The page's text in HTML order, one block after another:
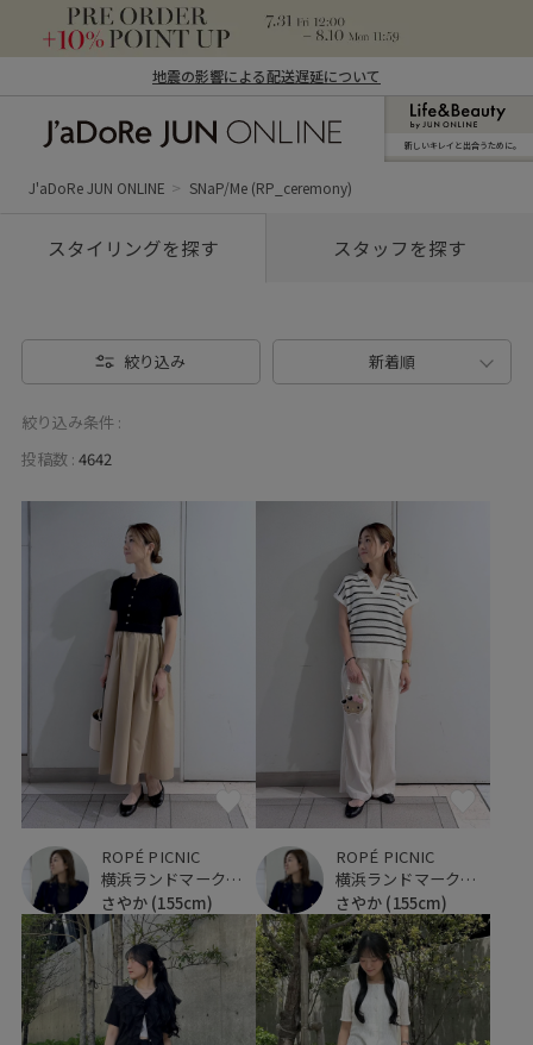
地震の影響による配送遅延について
ン オンライン）
新しいキレイと出合うために。
J'aDoRe JUN ONLINE SNaP/Me (RP_ceremony)
スタイリングを探す スタッフを探す
絞り込み 新着順
絞り込み条件 :
投稿数 : 4642
ROPÉ PICNIC
横浜ランドマークタワー
さやか (155cm)
ROPÉ PICNIC
横浜ランドマークタワー
さやか (155cm)